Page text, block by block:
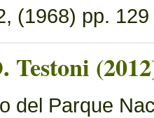
(1968) pp.
del Parque